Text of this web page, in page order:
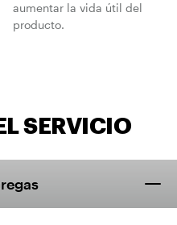
aumentar la vida útil del
producto.
SERVICIO